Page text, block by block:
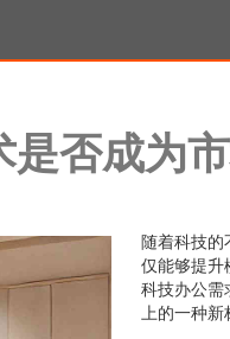
否成为
随着科技的
仅能够提升
科技办公需
上的一种新